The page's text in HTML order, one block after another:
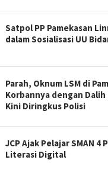
Satpol PP Pamekasan
dalam Sosialisasi UU
Parah, Oknum LSM di
Korbannya dengan Dalih
Kini Diringkus Polisi
JCP Ajak Pelajar SMAN 4
Literasi Digital